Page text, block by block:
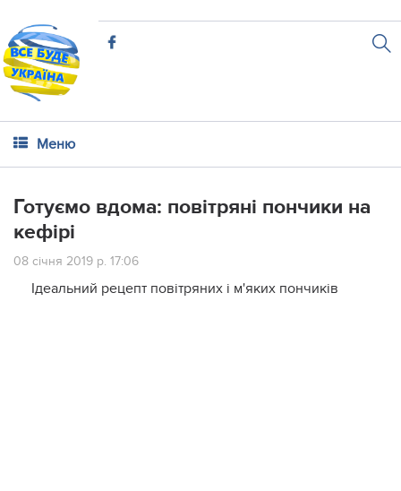
Меню
Готуємо вдома: повітряні пончики на
кефірі
08 січня 2019 р. 17:06
Ідеальний рецепт повітряних і м'яких пончиків